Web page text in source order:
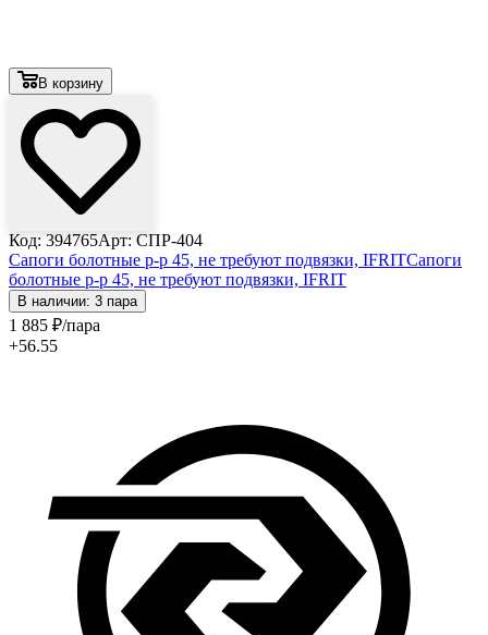
В корзину
Код: 394765Арт: СПР-404
Сапоги болотные р-р 45, не требуют подвязки, IFRITСапоги
болотные р-р 45, не требуют подвязки, IFRIT
В наличии: 3 пара
1 885 ₽/пара
+56.55